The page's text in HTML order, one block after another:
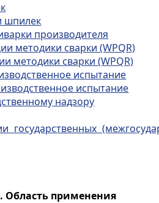
шпилек
производителя
методики сварки (WPQR)
методики сварки (WPQR)
испытание
испытание
надзору
Область применения